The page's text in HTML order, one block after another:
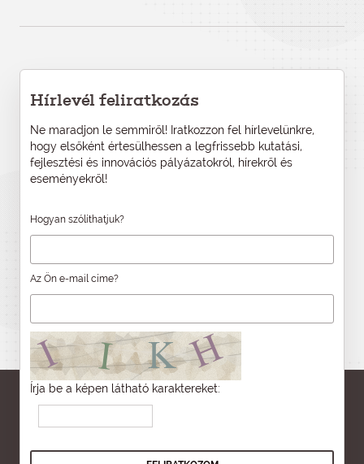
Hírlevél feliratkozás
Ne maradjon le semmiről! Iratkozzon fel hírlevelünkre,
hogy elsőként értesülhessen a legfrissebb kutatási,
fejlesztési és innovációs pályázatokról, hírekről és
eseményekről!
Hogyan szólíthatjuk?
Az Ön e-mail címe?
Írja be a képen látható karaktereket: